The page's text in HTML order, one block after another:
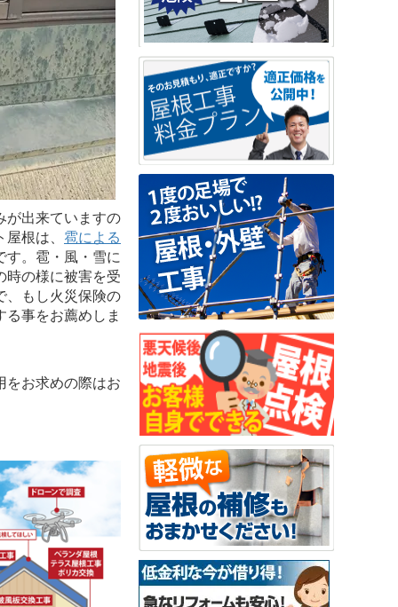
が出来ていますの
根は、 雹による
す。雹・風・雪に
時の様に被害を受
、もし火災保険の
事をお薦めしま
お求めの際はお